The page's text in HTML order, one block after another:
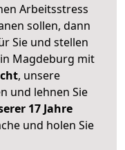
Arbeitsstress
sollen, dann
Sie und stellen
in Magdeburg mit
, unsere
und lehnen Sie
17 Jahre
und holen Sie